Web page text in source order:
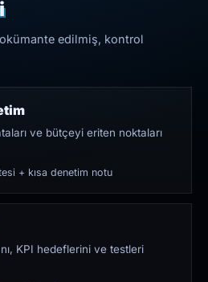
edilmiş, kontrol
ve bütçeyi eriten noktaları
+ kısa denetim notu
KPI hedeflerini ve testleri